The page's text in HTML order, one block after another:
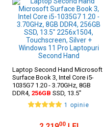
Laptop Second Hand Microsoft
Surface Book 3, Intel Core i5-
1035G7 1.20 - 3.70GHz, 8GB
DDR4, 256GB SSD, 13.5"
2256x1504, Touchscreen, Silver +
Windows 11 Pro
1 opinie
00